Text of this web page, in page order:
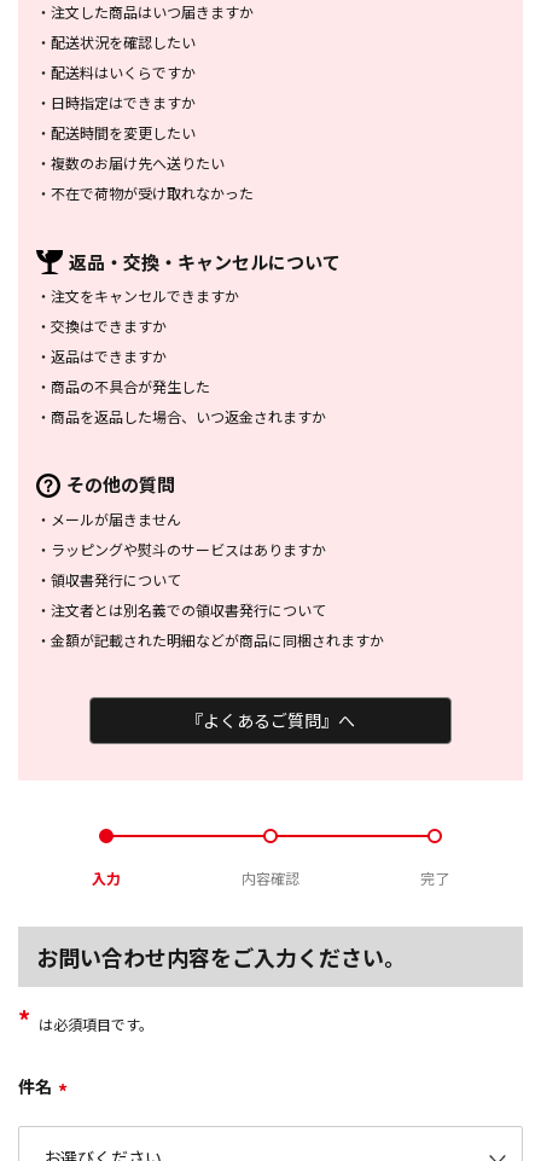
・ 注文した商品はいつ届きますか
・ 配送状況を確認したい
・ 配送料はいくらですか
・ 日時指定はできますか
・ 配送時間を変更したい
・ 複数のお届け先へ送りたい
・ 不在で荷物が受け取れなかった
返品・交換・ キャンセルについて
・ 注文をキャンセルできますか
・ 交換はできますか
・ 返品はできますか
・ 商品の不具合が発生した
・ 商品を返品した場合、 いつ返金されますか
その他の質問
・ メールが届きません
・ ラッピングや熨斗のサービスはありますか
・ 領収書発行について
・ 注文者とは別名義での領収書発行について
・ 金額が記載された明細などが商品に同梱されますか
『よくあるご質問』へ
入力 内容確認 完了
お問い合わせ内容をご入力ください。
* は必須項目です。
件名 *